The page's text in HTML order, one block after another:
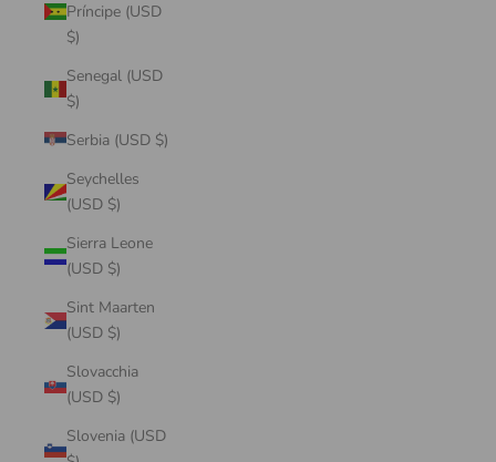
Príncipe (USD
$)
Senegal (USD
$)
Serbia (USD $)
Seychelles
(USD $)
Sierra Leone
(USD $)
Sint Maarten
(USD $)
Slovacchia
(USD $)
Slovenia (USD